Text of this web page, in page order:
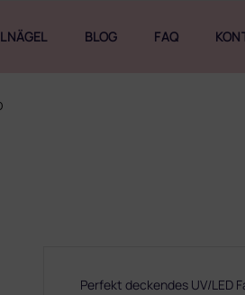
BLOG FAQ
Perfekt deckendes UV/LED